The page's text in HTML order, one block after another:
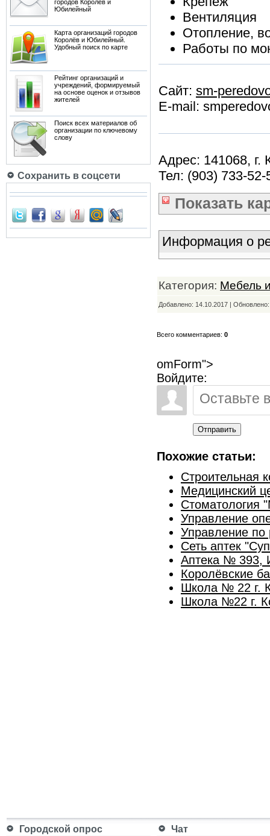
городов Королёв и
Юбилейный
Карта организаций городов
Королёв и Юбилейный.
Удобный поиск по карте
Рейтинг организаций и
учреждений, формируемый
на основе оценок и отзывов
жителей
Поиск всех материалов об
организации по ключевому
слову
Сохранить в соцсети
Вентиляция
Отопление,
Работы по
Сайт: sm-
E-mail:
Адрес: 141068, г.
Тел: (903) 733-
Показать
Информация о
Категория: Мебель
Добавлено: 14.10.2017 |
Всего комментариев: 0
omForm">
Войдите:
Отправить
Похожие статьи:
Строительная
Медицинский
Стоматология
Управление
Управление по
Сеть аптек
Аптека № 393,
Королёвские
Школа № 22 г.
Школа №22 г.
Городской опрос Чат